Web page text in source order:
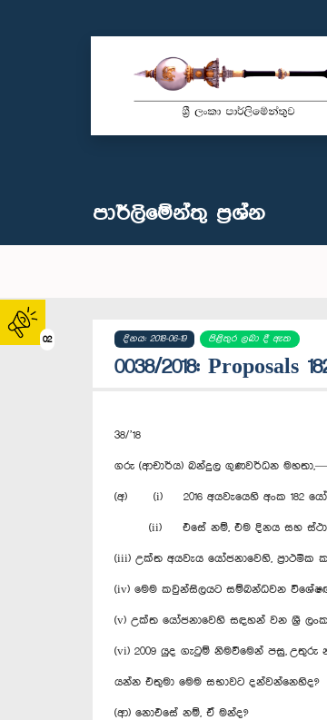
02
පාර්ලි‌මේන්තු‌ ප්‍රශ්න
දිනය: 2018-06-19 පිළිතුර ලබා දී ඇත
0038/2018: Proposals
38/’18
ගරු (ආචාර්ය) බන්දුල ගුණවර්ධන මහතා,—
(අ) (i) 2016 අයවැයෙහි අංක 182
(ii) එසේ නම්, එම දිනය සහ
(iii) උක්ත අයවැය යෝජනාවෙහි,
(iv) මෙම කවුන්සිලයට සම්බන්ධවන
(v) උක්ත යෝජනාවෙහි සඳහන් වන ශ්‍රී
(vi) 2009 යුද ගැටුම් නිමවීමෙන් පසු,
යන්න එතුමා මෙම සභාවට දන්වන්නෙහිද?
(ආ) නොඑසේ නම්, ඒ මන්ද?‍